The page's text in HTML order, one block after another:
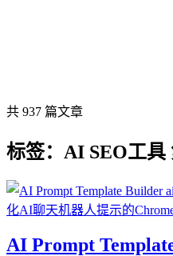
共 937 篇文章
标签：AI SEO工具
AI Prompt